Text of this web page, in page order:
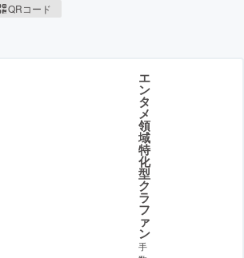
QRコード
エ
ン
タ
メ
領
域
特
化
型
ク
ラ
フ
ァ
ン
手